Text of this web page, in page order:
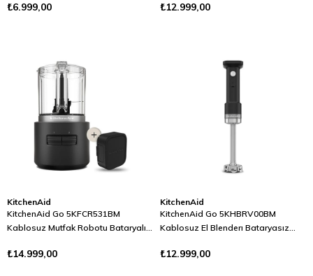
₺6.999,00 ₺12.999,00
KitchenAid
KitchenAid Go 5KFCR531BM
Kablosuz Mutfak Robotu Bataryalı
₺14.999,00
KitchenAid
KitchenAid Go 5KHBRV00BM
Kablosuz El Blenderı Bataryasız
₺12.999,00